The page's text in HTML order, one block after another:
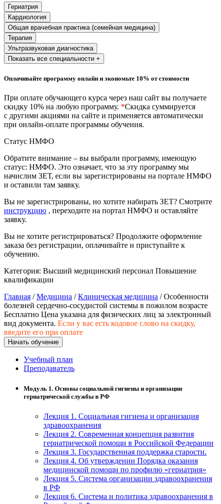
Психологические науки
Техносферная безопасность и ОТ
Техносферная безопасность и
природообустройство
Экологическая безопасность в
промышленности
Техносферная безопасность
Допуски
Безопасность труда
Экономика и управление
общественного питания в
организации
Управление административно-
хозяйственной деятельностью
Техника-технологии
Прикладная геология, горное дело,
нефтегазовое дело и геодезия
Техника и технологии наземного
Ядерная энергетика и технологии
Культура и спорт
Физкультура и спорт
Сервис и туризм
Гериатрия
Кардиология
Общая врачебная практика (семейная медицина)
Терапия
Ультразвуковая диагностика
Показать все специальности +
Оплачивайте программу онлайн и экономьте 10% от стоимости
При оплате обучающего курса через наш сайт вы получаете
скидку 10% на любую программу. *Скидка суммируется
с другими акциями на сайте и применяется автоматически
при онлайн-оплате программы обучения.
Статус НМФО
Обратите внимание – вы выбрали программу, имеющую
статус: НМФО. Это означает, что за эту программу мы
начислим ЗЕТ, если вы зарегистрированы на портале НМФО
и оставили там заявку.
Вы не зарегистрированы, но хотите набирать ЗЕТ? Смотрите
инструкцию , переходите на портал НМФО и оставляйте
заявку.
Вы не хотите регистрироваться? Продолжите оформление
заказа без регистрации, оплачивайте и приступайте к
обучению.
Категория: Высший медицинский персонал Повышение
квалификации
Главная /Медицина /Клиническая медицина / Особенности
болезней сердечно-сосудистой системы в пожилом возрасте
Бесплатно Цена указана для физических лиц за электронный
вид документа. Если у вас есть кодовое слово на скидку,
введите его при оплате
Начать обучение
Учебный план
Преподаватель
Модуль 1. Основы социальной гигиены и организации
гериатрической службы в РФ
Лекция 1. Социальная гигиена и организация
здравоохранения
Лекция 2. Современная концепция развития
гериатрической помощи в Российской Федерации
Лекция 3. Государственная поддержка старости.
Лекция 4. Об утверждении Порядка оказания
медицинской помощи по профилю «гериатрия»
Лекция 5. Система организации здравоохранения
в РФ
Лекция 6. Система и политика здравоохранения в